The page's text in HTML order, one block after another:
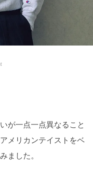
が一点一点異なること
メリカンテイストをベ
ました。